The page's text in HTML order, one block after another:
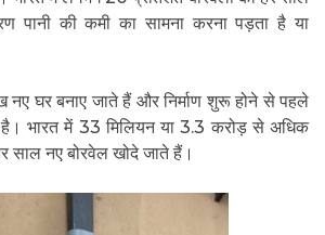
पानी की कमी का सामना करना पड़ता है या
घर बनाए जाते हैं और निर्माण शुरू होने से पहले
है। भारत में 33 मिलियन या 3.3 करोड़ से अधिक
साल नए बोरवेल खोदे जाते हैं।